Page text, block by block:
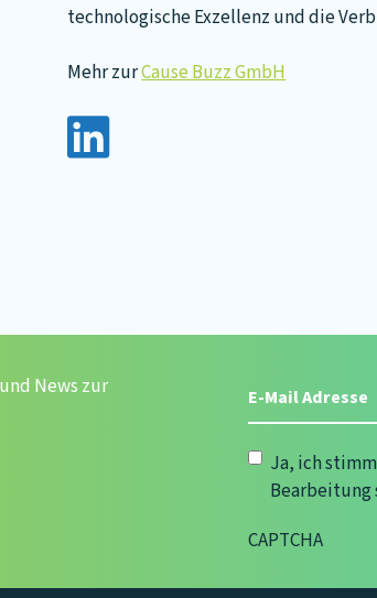
technologische Exzellenz und die
Mehr zurCause Buzz GmbH
News zur
Ja, ich
Bearbeitung
CAPTCHA